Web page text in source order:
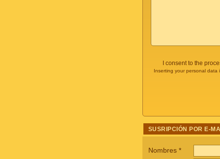
I consent to the
Inserting your personal
SUSRIPCIÓN POR E-
Nombres *